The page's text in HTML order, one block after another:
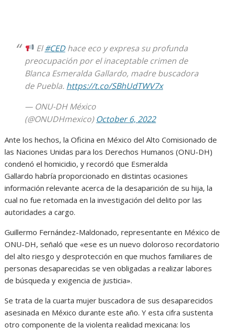
El#CEDhace eco y expresa su profunda
preocupación por el inaceptable crimen de
Blanca Esmeralda Gallardo, madre buscadora
de Puebla. https://t.co/SBhUdTWV7x
— ONU-DH México
(@ONUDHmexico) October 6, 2022
Ante los hechos, la Oficina en México del Alto Comisionado de
las Naciones Unidas para los Derechos Humanos (ONU-DH)
condenó el homicidio, y recordó que Esmeralda
Gallardo habría proporcionado en distintas ocasiones
información relevante acerca de la desaparición de su hija, la
cual no fue retomada en la investigación del delito por las
autoridades a cargo.
Guillermo Fernández-Maldonado, representante en México de
ONU-DH, señaló que «ese es un nuevo doloroso recordatorio
del alto riesgo y desprotección en que muchos familiares de
personas desaparecidas se ven obligadas a realizar labores
de búsqueda y exigencia de justicia».
Se trata de la cuarta mujer buscadora de sus desaparecidos
asesinada en México durante este año. Y esta cifra sustenta
otro componente de la violenta realidad mexicana: los